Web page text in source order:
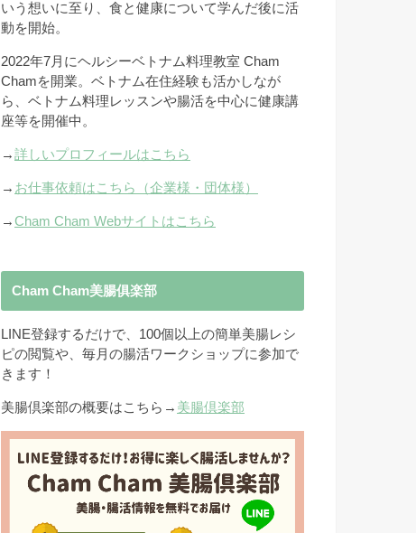
いう想いに至り、食と健康について学んだ後に活
動を開始。
2022年7月にヘルシーベトナム料理教室 Cham
Chamを開業。ベトナム在住経験も活かしなが
ら、ベトナム料理レッスンや腸活を中心に健康講
座等を開催中。
→詳しいプロフィールはこちら
→ お仕事依頼はこちら（企業様・団体様）
→Cham Cham Webサイトはこちら
Cham Cham美腸俱楽部
LINE登録するだけで、100個以上の簡単美腸レシ
ピの閲覧や、毎月の腸活ワークショップに参加で
きます！
美腸倶楽部の概要はこちら→ 美腸倶楽部